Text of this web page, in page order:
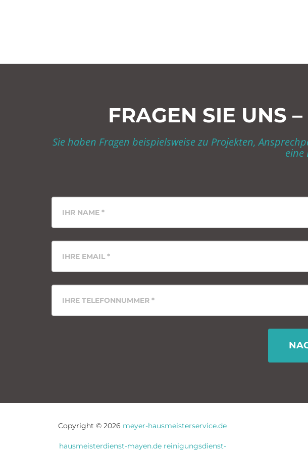
FRAGEN SIE UNS
Sie haben Fragen beispielsweise zu Projekten,
eine
Copyright © 2026 meyer-hausmeisterservice.de
hausmeisterdienst-mayen.de reinigungsdienst-